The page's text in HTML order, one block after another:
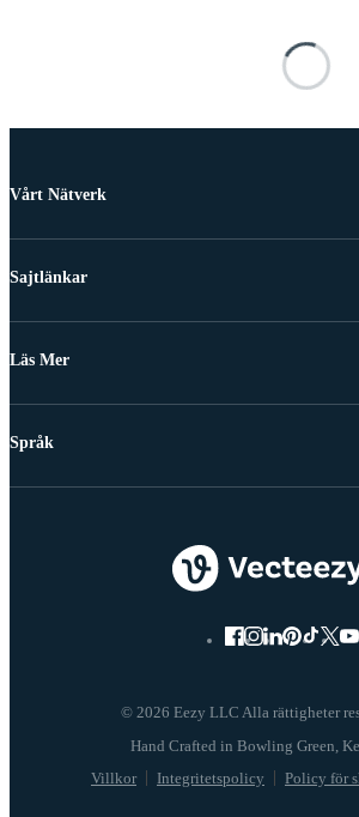
Vårt Nätverk
Sajtlänkar
Läs Mer
© 2026 Eezy LLC Alla rättigheter
Villkor Integritetspolicy Policy för
Språk